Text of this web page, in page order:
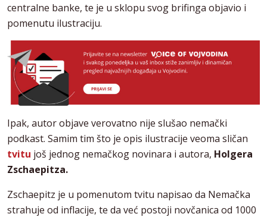
centralne banke, te je u sklopu svog brifinga objavio i
pomenutu ilustraciju.
Ipak, autor objave verovatno nije slušao nemački
podkast. Samim tim što je opis ilustracije veoma sličan
tvitu još jednog nemačkog novinara i autora, Holgera
Zschaepitza.
Zschaepitz je u pomenutom tvitu napisao da Nemačka
strahuje od inflacije, te da već postoji novčanica od 1000